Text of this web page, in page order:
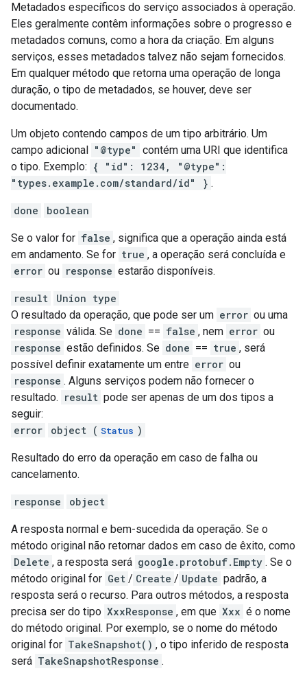
Metadados específicos do serviço associados à operação.
Eles geralmente contêm informações sobre o progresso e
metadados comuns, como a hora da criação. Em alguns
serviços, esses metadados talvez não sejam fornecidos.
Em qualquer método que retorna uma operação de longa
duração, o tipo de metadados, se houver, deve ser
documentado.
Um objeto contendo campos de um tipo arbitrário. Um
campo adicional "@type" contém uma URI que identifica
o tipo. Exemplo: { "id": 1234, "@type":
"types.example.com/standard/id" } .
done boolean
Se o valor for false , significa que a operação ainda está
em andamento. Se for true , a operação será concluída e
error ou response estarão disponíveis.
result
Union type
O resultado da operação, que pode ser um error ou uma
response válida. Se done == false , nem error ou
response estão definidos. Se done == true , será
possível definir exatamente um entre error ou
response . Alguns serviços podem não fornecer o
resultado. result pode ser apenas de um dos tipos a
seguir:
error
object ( Status )
Resultado do erro da operação em caso de falha ou
cancelamento.
response object
A resposta normal e bem-sucedida da operação. Se o
método original não retornar dados em caso de êxito, como
Delete , a resposta será google.protobuf.Empty . Se o
método original for Get / Create / Update padrão, a
resposta será o recurso. Para outros métodos, a resposta
precisa ser do tipo XxxResponse , em que Xxx é o nome
do método original. Por exemplo, se o nome do método
original for TakeSnapshot() , o tipo inferido de resposta
será TakeSnapshotResponse .